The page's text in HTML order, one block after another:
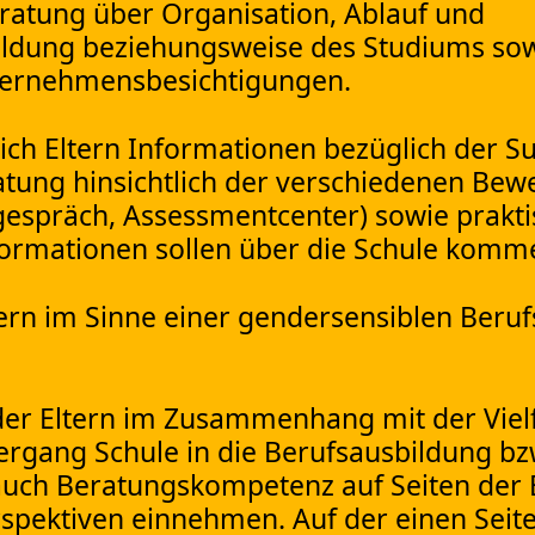
über Organisation, Ablauf und
beziehungsweise des Studiums
Eltern Informationen bezüglich der
hinsichtlich der verschiedenen
Assessmentcenter) sowie
sollen über die Schule
im Sinne einer gendersensiblen
Eltern im Zusammenhang mit der
Schule in die Berufsausbildung
Beratungskompetenz auf Seiten der
einnehmen. Auf der einen